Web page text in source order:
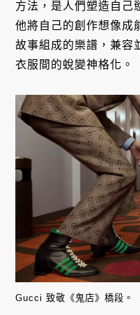
方法，是人們塑造自己
他將自己的創作想像成
故事組成的樂譜，兼容
衣服間的蛻變神格化。
Gucci 致敬《鬼店》橋段。